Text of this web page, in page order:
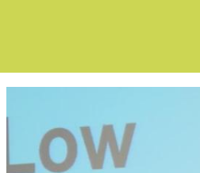
Boletín